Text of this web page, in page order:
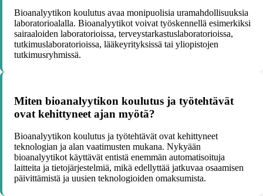
Bioanalyytikon koulutus avaa monipuolisia uramahdollisuuksia
laboratorioalalla. Bioanalyytikot voivat työskennellä esimerkiksi
sairaaloiden laboratorioissa, terveystarkastuslaboratorioissa,
tutkimuslaboratorioissa, lääkeyrityksissä tai yliopistojen
tutkimusryhmissä.
Miten bioanalyytikon koulutus ja työtehtävät
ovat kehittyneet ajan myötä?
Bioanalyytikon koulutus ja työtehtävät ovat kehittyneet
teknologian ja alan vaatimusten mukana. Nykyään
bioanalyytikot käyttävät entistä enemmän automatisoituja
laitteita ja tietojärjestelmiä, mikä edellyttää jatkuvaa osaamisen
päivittämistä ja uusien teknologioiden omaksumista.